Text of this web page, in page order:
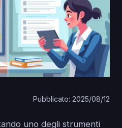
Pubblicato: 2025/08/12
uno degli strumenti